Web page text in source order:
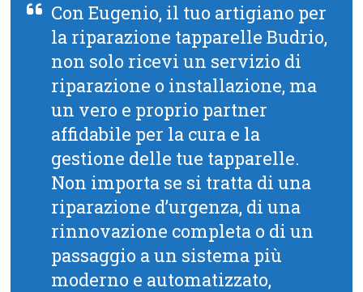
Con Eugenio, il tuo artigiano per
la riparazione tapparelle Budrio,
non solo ricevi un servizio di
riparazione o installazione, ma
un vero e proprio partner
affidabile per la cura e la
gestione delle tue tapparelle.
Non importa se si tratta di una
riparazione d’urgenza, di una
rinnovazione completa o di un
passaggio a un sistema più
moderno e automatizzato,